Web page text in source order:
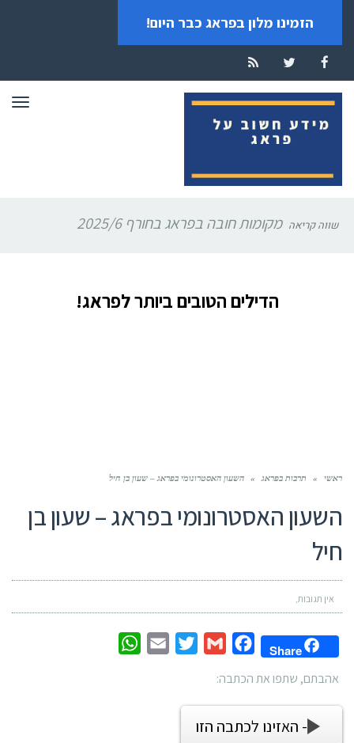
הזמינו מלון בפראג כבר היום!
Facebook
Twitter
RSS
שווה קריאה מקומות חובה בפראג בחורף 2025/6
הדילים הטובים ביותר לפראג!
ראשי » תרבות בפראג » השעון האסטרונומי בפראג – שעון בן חיל
השעון האסטרונומי בפראג – שעון בן
חיל
אין תגובות
Share
Facebook
Gmail
Twitter
Email
אהבתם, שתפו את הכתבה:
- האזינו לכתבה הזו